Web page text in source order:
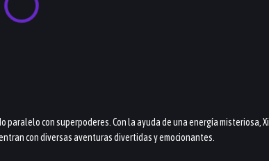
con superpoderes. Con la ayuda de una energía misteriosa,
con diversas aventuras divertidas y emocionantes.